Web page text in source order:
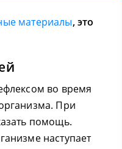
материалы, это
во время
При
помощь.
наступает